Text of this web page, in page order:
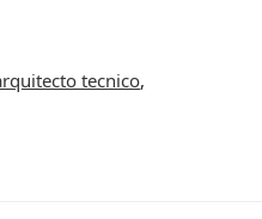
tecnico,